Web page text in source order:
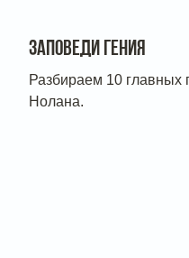
ЗАПОВЕДИ ГЕНИЯ
Разбираем 10 главных
Нолана.